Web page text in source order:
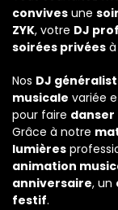
convives une
ZYK, votre DJ
soirées privées
Nos DJ
musicale variée
pour faire danser
Grâce à notre
lumières
animation
anniversaire, un
festif.